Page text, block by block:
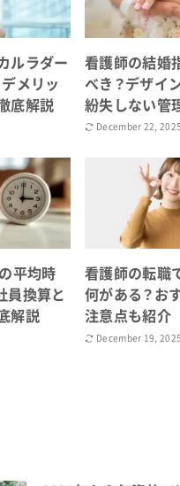
ルラダー
デメリッ
底解説
看護師の結婚
べき？デザイ
紛失しない管
December 22, 2025
の平均時
員換算と
解説
看護師の転職
何がある？お
注意点も紹介
December 19, 2025